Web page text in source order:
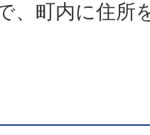
、町内に住所